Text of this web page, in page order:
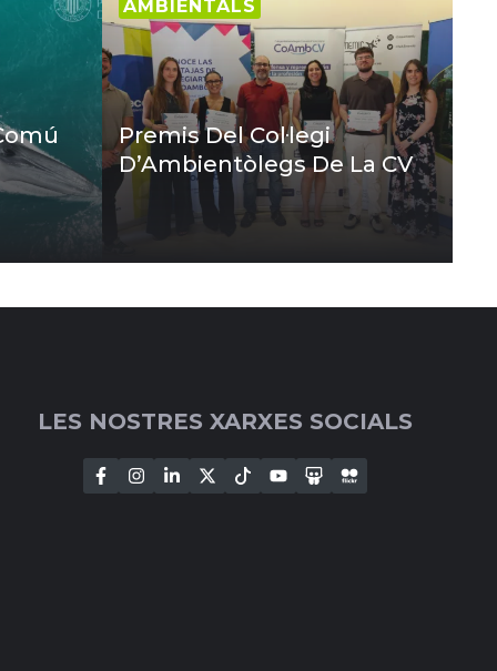
AMBIENTALS
Premis Del Col·legi
D’Ambientòlegs De La CV
LES NOSTRES XARXES SOCIALS